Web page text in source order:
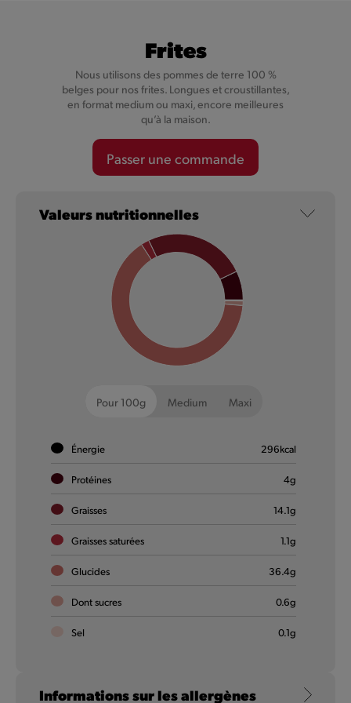
Cheesy Val-Dieu Caractère
Nos Cheesy ne sont pas simplement fourrés au fromage,
En savoir plus
Chicken Dips
Frites
Nous utilisons des pommes de terre 100 %
belges pour nos frites. Longues et croustillantes,
en format medium ou maxi, encore meilleures
qu’à la maison.
Passer une commande
Valeurs nutritionnelles
Pour 100g Medium Maxi
Énergie 296kcal
Protéines 4g
Graisses 14.1g
Graisses saturées 1.1g
Glucides 36.4g
Dont sucres 0.6g
Sel 0.1g
Informations sur les allergènes